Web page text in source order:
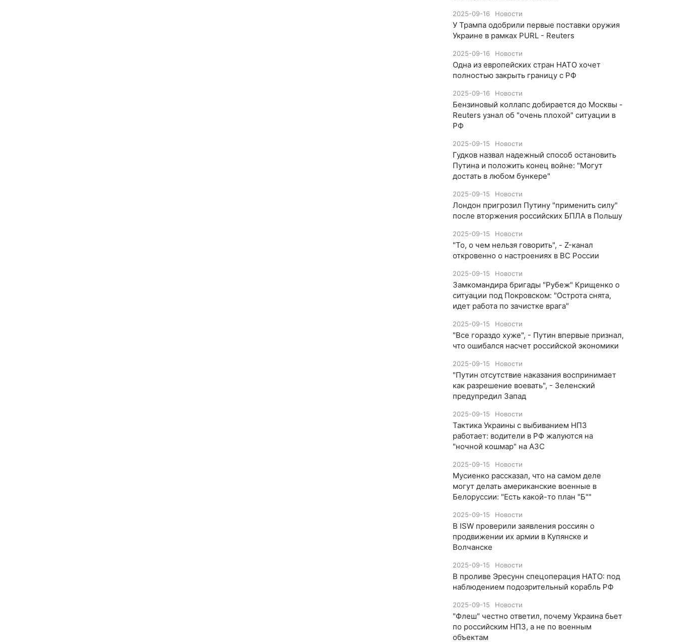
2025-09-16 Новости
У Трампа одобрили первые поставки оружия
Украине в рамках PURL - Reuters
2025-09-16 Новости
Одна из европейских стран НАТО хочет
полностью закрыть границу с РФ
2025-09-16 Новости
​Бензиновый коллапс добирается до Москвы -
Reuters узнал об "очень плохой" ситуации в
РФ
2025-09-15 Новости
Гудков назвал надежный способ остановить
Путина и положить конец войне: "Могут
достать в любом бункере"
2025-09-15 Новости
Лондон пригрозил Путину "применить силу"
после вторжения российских БПЛА в Польшу
2025-09-15 Новости
"То, о чем нельзя говорить", - Z-канал
откровенно о настроениях в ВС России
2025-09-15 Новости
Замкомандира бригады "Рубеж" Крищенко​ о
ситуации под Покровском: "Острота снята,
идет работа по зачистке врага"
2025-09-15 Новости
"Все гораздо хуже", - Путин впервые признал,
что ошибался насчет российской экономики
2025-09-15 Новости
​"Путин отсутствие наказания воспринимает
как разрешение воевать", - Зеленский
предупредил Запад
2025-09-15 Новости
Тактика Украины с выбиванием НПЗ
работает: водители в РФ жалуются на
"ночной кошмар" на АЗС
2025-09-15 Новости
Мусиенко рассказал, что на самом деле
могут делать американские военные в
Белоруссии: "Есть какой-то план "Б""
2025-09-15 Новости
В ISW проверили заявления россиян о
продвижении их армии в Купянске и
Волчанске
2025-09-15 Новости
​В проливе Эресунн спецоперация НАТО: под
наблюдением подозрительный корабль РФ
2025-09-15 Новости
"Флеш" честно ответил, почему Украина бьет
по российским НПЗ, а не по военным
объектам